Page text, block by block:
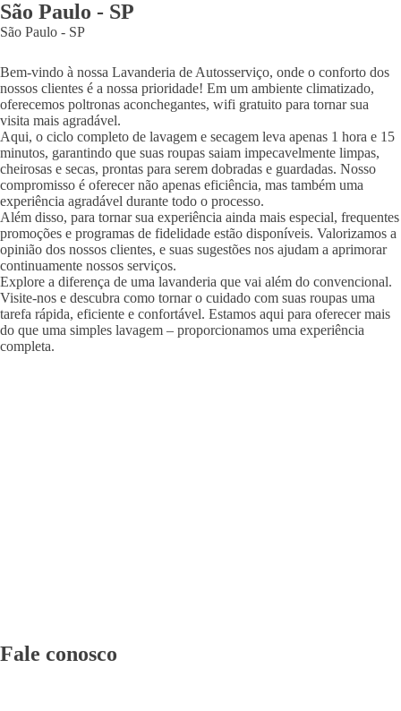
São Paulo - SP
São Paulo - SP
Bem-vindo à nossa Lavanderia de Autosserviço, onde o conforto dos
nossos clientes é a nossa prioridade! Em um ambiente climatizado,
oferecemos poltronas aconchegantes, wifi gratuito para tornar sua
visita mais agradável.
Aqui, o ciclo completo de lavagem e secagem leva apenas 1 hora e 15
minutos, garantindo que suas roupas saiam impecavelmente limpas,
cheirosas e secas, prontas para serem dobradas e guardadas. Nosso
compromisso é oferecer não apenas eficiência, mas também uma
experiência agradável durante todo o processo.
Além disso, para tornar sua experiência ainda mais especial, frequentes
promoções e programas de fidelidade estão disponíveis. Valorizamos a
opinião dos nossos clientes, e suas sugestões nos ajudam a aprimorar
continuamente nossos serviços.
Explore a diferença de uma lavanderia que vai além do convencional.
Visite-nos e descubra como tornar o cuidado com suas roupas uma
tarefa rápida, eficiente e confortável. Estamos aqui para oferecer mais
do que uma simples lavagem – proporcionamos uma experiência
completa.
Fale conosco